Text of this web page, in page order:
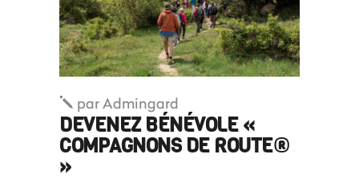
parAdmingard
DEVENEZ BÉNÉVOLE «
COMPAGNONS DE ROUTE®
»